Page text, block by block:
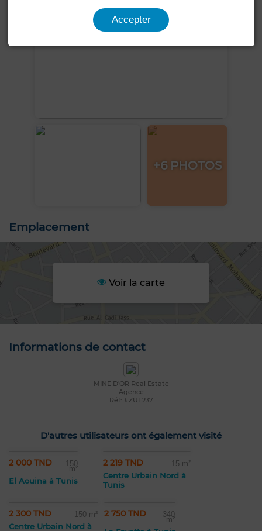
+6 PHOTOS
Emplacement
Voir la carte
Informations de contact
MINE D'OR Real Estate
Agence
Réf: #ZUL237
D'autres utilisateurs ont également visité
2 000 TND 150
m²
El Aouina à Tunis
2 219 TND 15 m²
Centre Urbain Nord à
Tunis
2 300 TND 150 m²
Centre Urbain Nord à
2 750 TND 340
m²
Accepter